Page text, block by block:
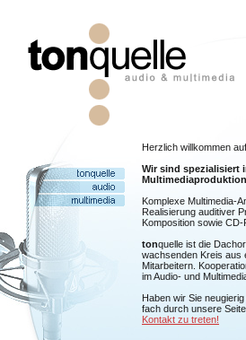
Herzlich willkommen auf
Wir sind spezialisiert
Komplexe Multimedia-
Realisierung auditiver
Komposition sowie
tonquelle ist die
wachsenden Kreis aus
Mitarbeitern.
im Audio- und
Haben wir Sie
fach durch unsere
Kontakt zu treten!